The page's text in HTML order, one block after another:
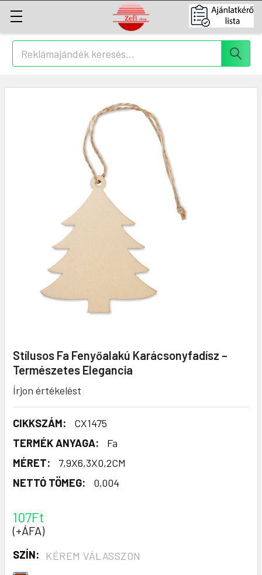
Keresés
Stílusos Fa Fenyőalakú Karácsonyfadísz –
Természetes Elegancia
Írjon értékelést
CIKKSZÁM:
CX1475
TERMÉK ANYAGA:
Fa
MÉRET:
7,9X6,3X0,2CM
NETTÓ TÖMEG:
0,004
107Ft
(+ÁFA)
SZÍN: KÉREM VÁLASSZON